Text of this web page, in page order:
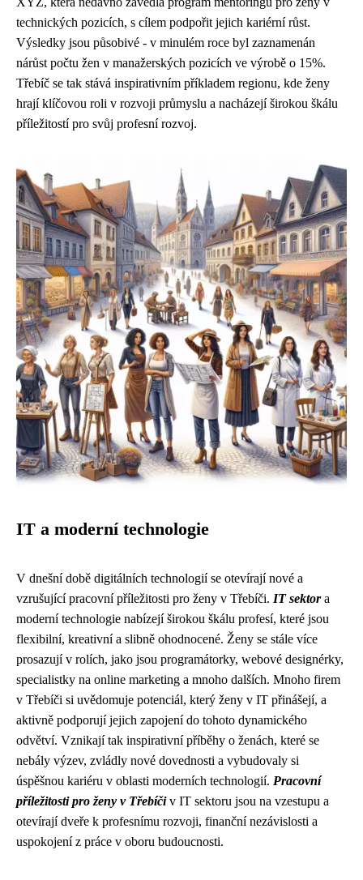
technických pozicích, s cílem podpořit jejich kariérní růst.
Výsledky jsou působivé - v minulém roce byl zaznamenán
nárůst počtu žen v manažerských pozicích ve výrobě o 15%.
Třebíč se tak stává inspirativním příkladem regionu, kde ženy
hrají klíčovou roli v rozvoji průmyslu a nacházejí širokou škálu
příležitostí pro svůj profesní rozvoj.
IT a moderní technologie
V dnešní době digitálních technologií se otevírají nové a
vzrušující pracovní příležitosti pro ženy v Třebíči. IT sektora
moderní technologie nabízejí širokou škálu profesí, které jsou
flexibilní, kreativní a slibně ohodnocené. Ženy se stále více
prosazují v rolích, jako jsou programátorky, webové designérky,
specialistky na online marketing a mnoho dalších. Mnoho firem
v Třebíči si uvědomuje potenciál, který ženy v IT přinášejí, a
aktivně podporují jejich zapojení do tohoto dynamického
odvětví. Vznikají tak inspirativní příběhy o ženách, které se
nebály výzev, zvládly nové dovednosti a vybudovaly si
úspěšnou kariéru v oblasti moderních technologií. Pracovní
příležitosti pro ženy v Třebíčiv IT sektoru jsou na vzestupu a
otevírají dveře k profesnímu rozvoji, finanční nezávislosti a
uspokojení z práce v oboru budoucnosti.